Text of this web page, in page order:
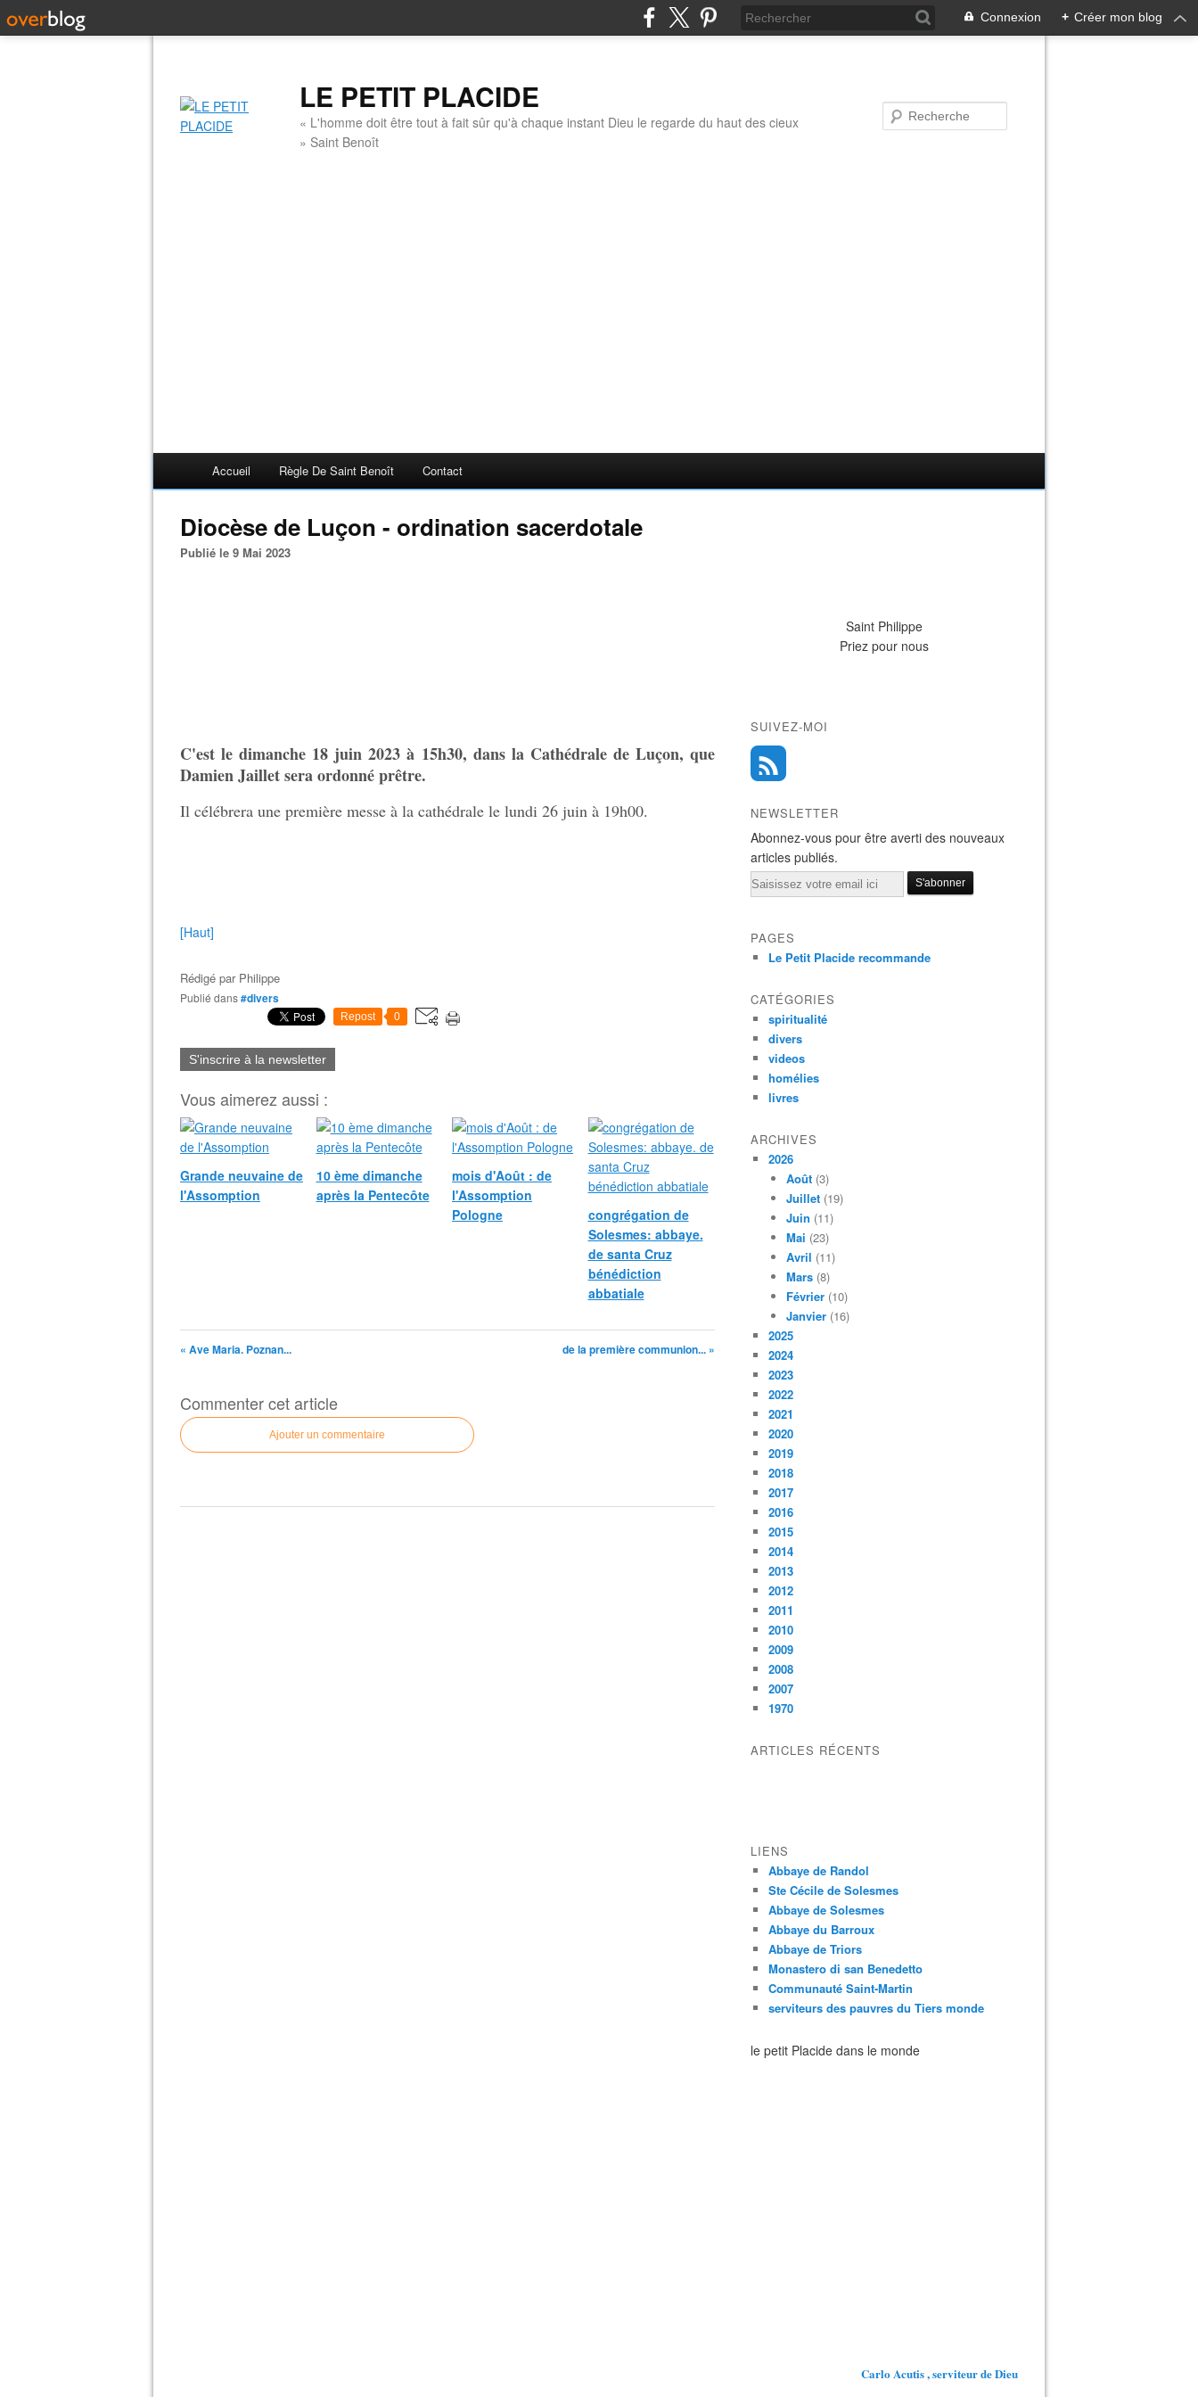
Connexion + Créer mon blog
LE PETIT PLACIDE
« L'homme doit être tout à fait sûr qu'à chaque instant Dieu le regarde du haut des cieux
» Saint Benoît
Accueil Règle De Saint Benoît Contact
Diocèse de Luçon - ordination sacerdotale
Publié le 9 Mai 2023
C'est le dimanche 18 juin 2023 à 15h30, dans la Cathédrale de Luçon, que
Damien Jaillet sera ordonné prêtre.
Il célébrera une première messe à la cathédrale le lundi 26 juin à 19h00.
[Haut]
Rédigé par Philippe
Publié dans#divers
Repost 0
S'inscrire à la newsletter
Vous aimerez aussi :
Grande neuvaine de
l'Assomption
10 ème dimanche
après la Pentecôte
mois d'Août : de
l'Assomption
Pologne
congrégation de
Solesmes: abbaye.
de santa Cruz
bénédiction
abbatiale
« Ave Maria. Poznan... de la première communion... »
Commenter cet article
Ajouter un commentaire
Saint Philippe
Priez pour nous
SUIVEZ-MOI
NEWSLETTER
Abonnez-vous pour être averti des nouveaux
articles publiés.
Email
PAGES
Le Petit Placide recommande
CATÉGORIES
spiritualité
divers
videos
homélies
livres
ARCHIVES
2026
Août (3)
Juillet (19)
Juin (11)
Mai (23)
Avril (11)
Mars (8)
Février (10)
Janvier (16)
2025
2024
2023
2022
2021
2020
2019
2018
2017
2016
2015
2014
2013
2012
2011
2010
2009
2008
2007
1970
ARTICLES RÉCENTS
LIENS
Abbaye de Randol
Ste Cécile de Solesmes
Abbaye de Solesmes
Abbaye du Barroux
Abbaye de Triors
Monastero di san Benedetto
Communauté Saint-Martin
serviteurs des pauvres du Tiers monde
le petit Placide dans le monde
Carlo Acutis , serviteur de Dieu